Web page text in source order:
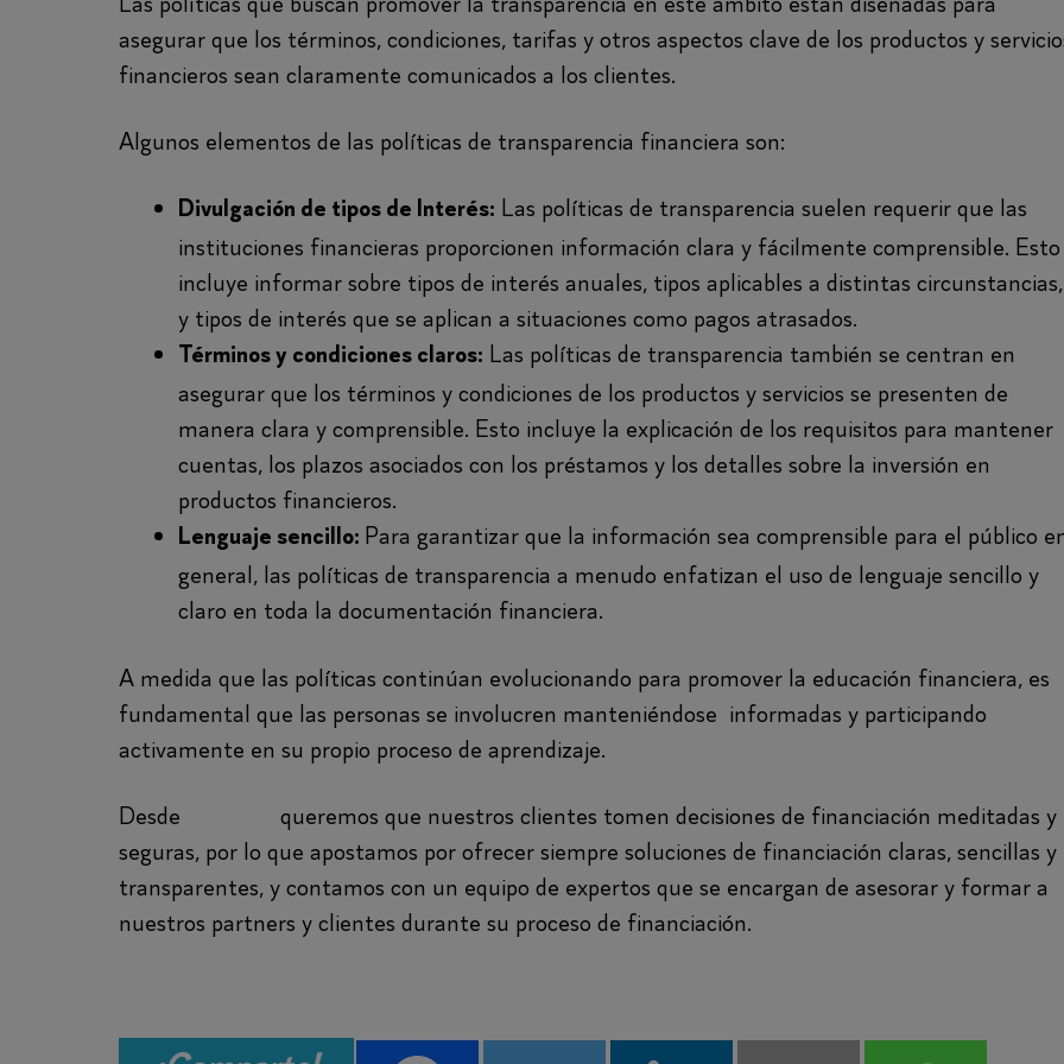
asegurar que los términos, condiciones, tarifas y otros aspectos clave de los productos y
financieros sean claramente comunicados a los clientes.
Algunos elementos de las políticas de transparencia financiera son:
Divulgación de tipos de Interés: Las políticas de transparencia suelen requerir que las
instituciones financieras proporcionen información clara y fácilmente comprensible. Esto
incluye informar sobre tipos de interés anuales, tipos aplicables a distintas circunstancias,
y tipos de interés que se aplican a situaciones como pagos atrasados.
Términos y condiciones claros: Las políticas de transparencia también se centran en
asegurar que los términos y condiciones de los productos y servicios se presenten de
manera clara y comprensible. Esto incluye la explicación de los requisitos para mantener
cuentas, los plazos asociados con los préstamos y los detalles sobre la inversión en
productos financieros.
Lenguaje sencillo: Para garantizar que la información sea comprensible para el público
general, las políticas de transparencia a menudo enfatizan el uso de lenguaje sencillo y
claro en toda la documentación financiera.
A medida que las políticas continúan evolucionando para promover la educación financiera, es
fundamental que las personas se involucren manteniéndose informadas y participando
activamente en su propio proceso de aprendizaje.
Desde
queremos que nuestros clientes tomen decisiones de financiación meditadas y
seguras, por lo que apostamos por ofrecer siempre soluciones de financiación claras, sencillas y
transparentes, y contamos con un equipo de expertos que se encargan de asesorar y formar a
nuestros partners y clientes durante su proceso de financiación.